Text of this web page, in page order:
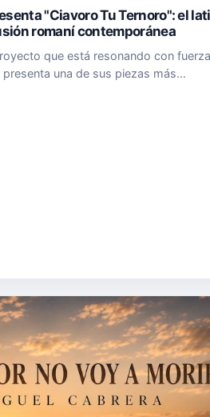
"Ciavoro Tu Ternoro": el
romaní contemporánea
que está resonando con
una de sus piezas más